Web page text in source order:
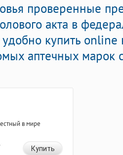
проверенные
акта в
купить online
аптечных марок
в мире
Купить